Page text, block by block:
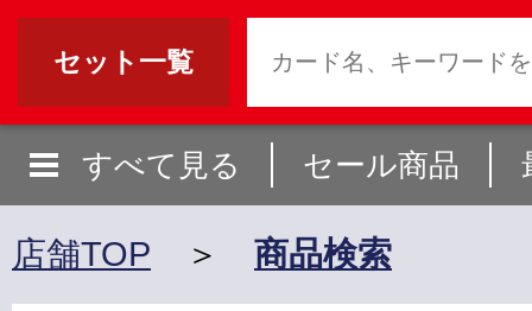
セット一覧
すべて見る セール商品
店舗TOP ＞ 商品検索